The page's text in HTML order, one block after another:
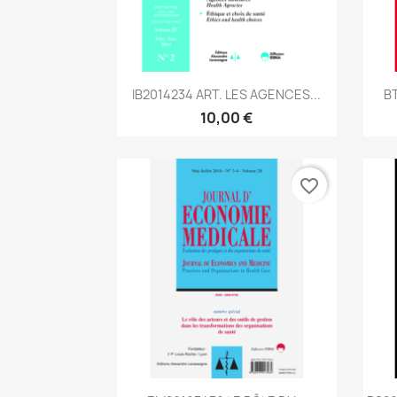
Aperçu rapide
IB2014234 ART. LES AGENCES...
10,00 €
favorite_border